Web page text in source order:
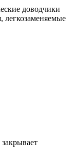
доводчики
легкозаменяемые